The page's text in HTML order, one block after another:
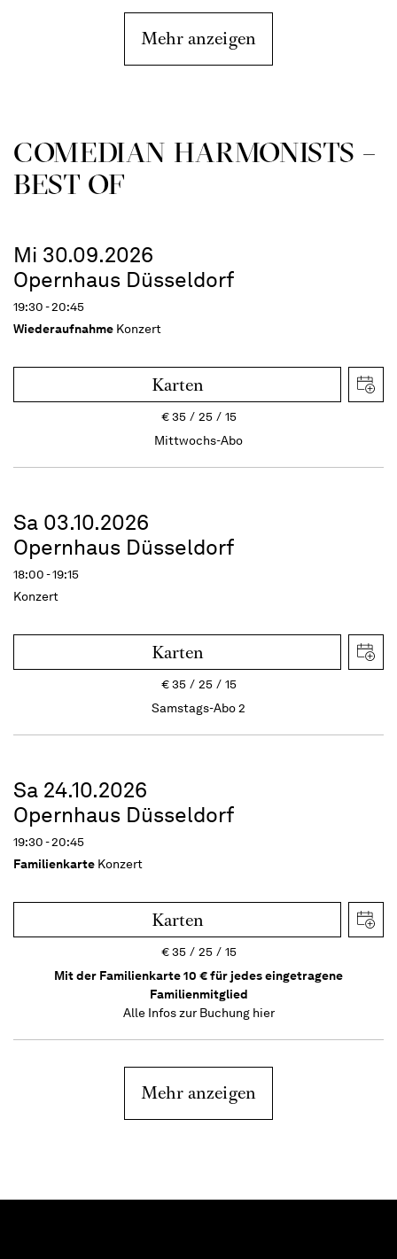
Mehr anzeigen
COME­DIAN HARMO­NISTS –
BEST OF
Mi 30.09.2026
Opernhaus Düsseldorf
19:30 - 20:45
Wiederaufnahme Konzert
Karten
€35 25
15
Mittwochs-Abo
Sa 03.10.2026
Opernhaus Düsseldorf
18:00 - 19:15
Konzert
Karten
€35 25
15
Samstags-Abo 2
Sa 24.10.2026
Opernhaus Düsseldorf
19:30 - 20:45
Familienkarte Konzert
Karten
€35 25
15
Mit der Familienkarte 10 € für jedes eingetragene
Familienmitglied
Alle Infos zur Buchung hier
Mehr anzeigen